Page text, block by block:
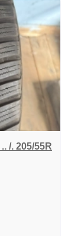
/. 205/55R